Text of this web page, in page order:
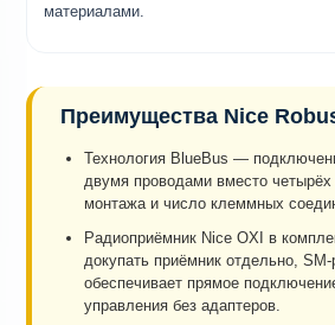
материалами.
Преимущества Nice
Технология BlueBus —
двумя проводами вместо
монтажа и число клеммных
Радиоприёмник Nice OXI в
докупать приёмник отдельно,
обеспечивает прямое
управления без адаптеров.